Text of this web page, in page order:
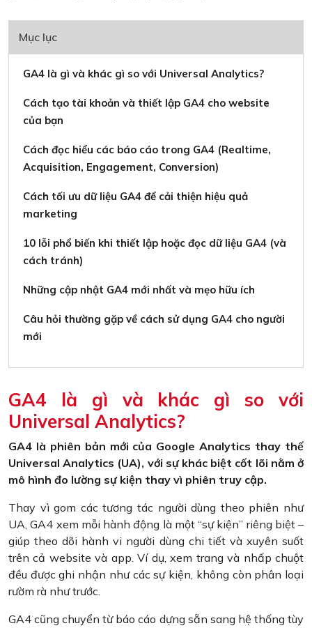
Mục lục
GA4 là gì và khác gì so với Universal Analytics?
Cách tạo tài khoản và thiết lập GA4 cho website
của bạn
Cách đọc hiểu các báo cáo trong GA4 (Realtime,
Acquisition, Engagement, Conversion)
Cách tối ưu dữ liệu GA4 để cải thiện hiệu quả
marketing
10 lỗi phổ biến khi thiết lập hoặc đọc dữ liệu GA4 (và
cách tránh)
Những cập nhật GA4 mới nhất và mẹo hữu ích
Câu hỏi thường gặp về cách sử dụng GA4 cho người
mới
GA4 là gì và khác gì so với
Universal Analytics?
GA4 là phiên bản mới của Google Analytics thay thế
Universal Analytics (UA), với sự khác biệt cốt lõi nằm ở
mô hình đo lường sự kiện thay vì phiên truy cập.
Thay vì gom các tương tác người dùng theo phiên như
UA, GA4 xem mỗi hành động là một “sự kiện” riêng biệt –
giúp theo dõi hành vi người dùng chi tiết và xuyên suốt
trên cả website và app. Ví dụ, xem trang và nhấp chuột
đều được ghi nhận như các sự kiện, không còn phân loại
rườm rà như trước.
GA4 cũng chuyển từ báo cáo dựng sẵn sang hệ thống tùy